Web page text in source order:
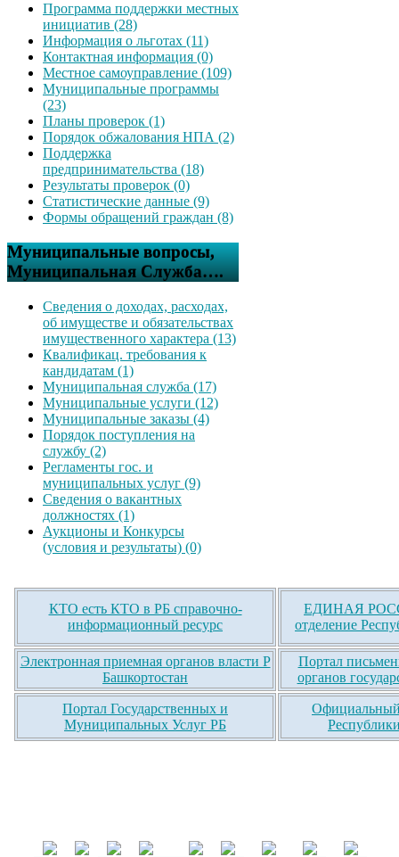
Программа поддержки местных
инициатив (28)
Информация о льготах (11)
Контактная информация (0)
Местное самоуправление (109)
Муниципальные программы
(23)
Планы проверок (1)
Порядок обжалования НПА (2)
Поддержка
предпринимательства (18)
Результаты проверок (0)
Статистические данные (9)
Формы обращений граждан (8)
Муниципальные вопросы,
Муниципальная Служба….
Сведения о доходах, расходах,
об имуществе и обязательствах
имущественного характера (13)
Квалификац. требования к
кандидатам (1)
Муниципальная служба (17)
Муниципальные услуги (12)
Муниципальные заказы (4)
Порядок поступления на
службу (2)
Регламенты гос. и
муниципальных услуг (9)
Сведения о вакантных
должностях (1)
Аукционы и Конкурсы
(условия и результаты) (0)
КТО есть КТО в РБ справочно-
информационный ресурс
ЕДИНАЯ
отделение
Электронная приемная органов власти Р
Башкортостан
Портал
органов
Портал Государственных и
Муниципальных Услуг РБ
Официальный